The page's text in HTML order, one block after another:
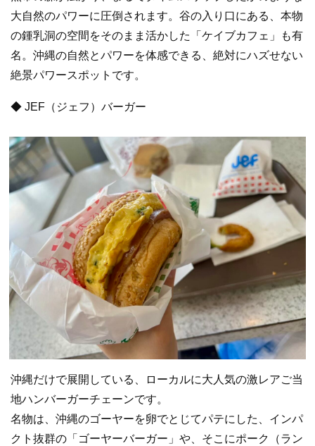
大自然のパワーに圧倒されます。谷の入り口にある、本物
の鍾乳洞の空間をそのまま活かした「ケイブカフェ」も有
名。沖縄の自然とパワーを体感できる、絶対にハズせない
絶景パワースポットです。
◆ JEF（ジェフ）バーガー
沖縄だけで展開している、ローカルに大人気の激レアご当
地ハンバーガーチェーンです。
名物は、沖縄のゴーヤーを卵でとじてパテにした、インパ
クト抜群の「ゴーヤーバーガー」や、そこにポーク（ラン